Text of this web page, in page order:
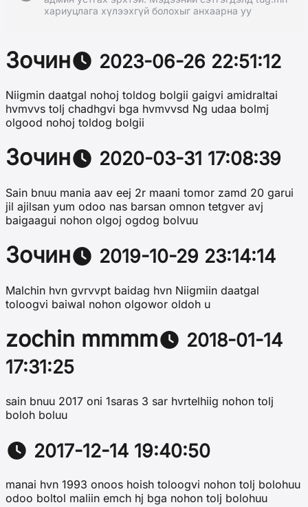
хариуцлага хүлээхгүй болохыг анхаарна уу
Зочин 2023-06-26 22:51:12
Niigmin daatgal nohoj toldog bolgii gaigvi amidraltai
hvmvvs tolj chadhgvi bga hvmvvsd Ng udaa bolmj
olgood nohoj toldog bolgii
Зочин 2020-03-31 17:08:39
Sain bnuu mania aav eej 2r maani tomor zamd 20 garui
jil ajilsan yum odoo nas barsan omnon tetgver avj
baigaagui nohon olgoj ogdog bolvuu
Зочин 2019-10-29 23:14:14
Malchin hvn gvrvvpt baidag hvn Niigmiin daatgal
toloogvi baiwal nohon olgowor oldoh u
zochin mmmm
2018-01-14
17:31:25
sain bnuu 2017 oni 1saras 3 sar hvrtelhiig nohon tolj
boloh boluu
2017-12-14 19:40:50
manai hvn 1993 onoos hoish toloogvi nohon tolj bolohuu
odoo boltol maliin emch hj bga nohon tolj bolohuu